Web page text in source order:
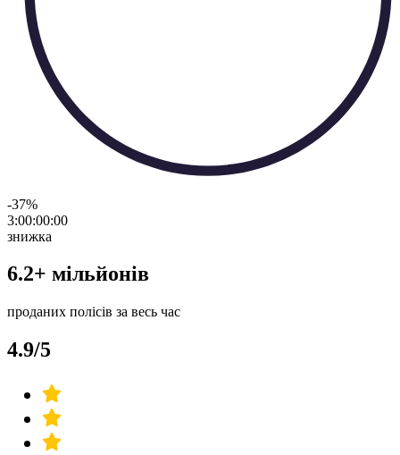
-37%
3:00:00:00
знижка
6.2+ мільйонів
проданих полісів за весь час
4.9/5